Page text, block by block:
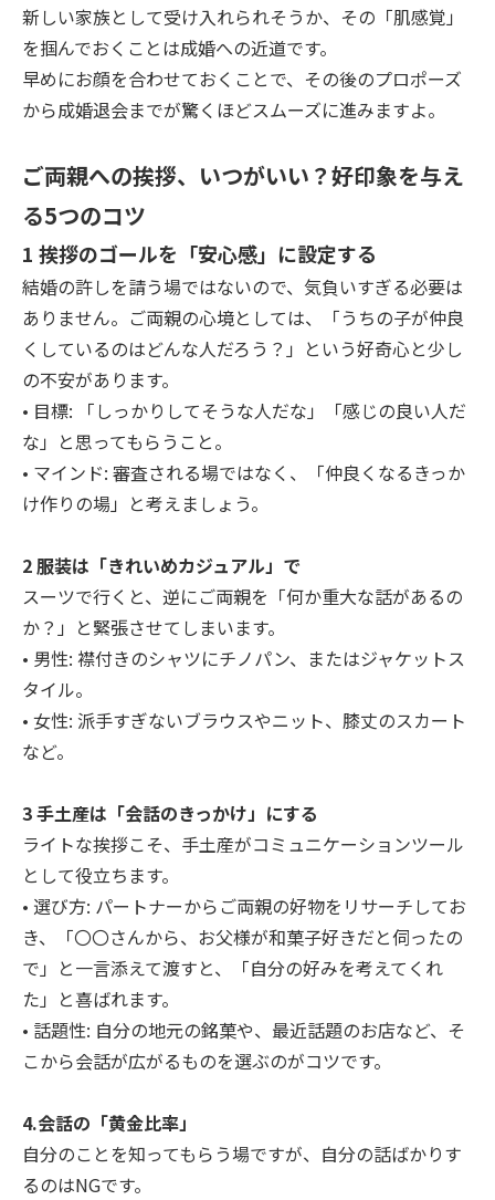
新しい家族として受け入れられそうか、その「肌感覚」
を掴んでおくことは成婚への近道です。
早めにお顔を合わせておくことで、その後のプロポーズ
から成婚退会までが驚くほどスムーズに進みますよ。
ご両親への挨拶、いつがいい？好印象を与え
る5つのコツ
1 挨拶のゴールを「安心感」に設定する
結婚の許しを請う場ではないので、気負いすぎる必要は
ありません。ご両親の心境としては、「うちの子が仲良
くしているのはどんな人だろう？」という好奇心と少し
の不安があります。
• 目標: 「しっかりしてそうな人だな」「感じの良い人だ
な」と思ってもらうこと。
• マインド: 審査される場ではなく、「仲良くなるきっか
け作りの場」と考えましょう。
2 服装は「きれいめカジュアル」で
スーツで行くと、逆にご両親を「何か重大な話があるの
か？」と緊張させてしまいます。
• 男性: 襟付きのシャツにチノパン、またはジャケットス
タイル。
• 女性: 派手すぎないブラウスやニット、膝丈のスカート
など。
3 手土産は「会話のきっかけ」にする
ライトな挨拶こそ、手土産がコミュニケーションツール
として役立ちます。
• 選び方: パートナーからご両親の好物をリサーチしてお
き、「〇〇さんから、お父様が和菓子好きだと伺ったの
で」と一言添えて渡すと、「自分の好みを考えてくれ
た」と喜ばれます。
• 話題性: 自分の地元の銘菓や、最近話題のお店など、そ
こから会話が広がるものを選ぶのがコツです。
4.会話の「黄金比率」
自分のことを知ってもらう場ですが、自分の話ばかりす
るのはNGです。